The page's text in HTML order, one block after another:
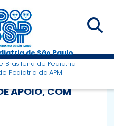
de São Paulo
Brasileira de Pediatria
Pediatria da APM
APOIO, COM